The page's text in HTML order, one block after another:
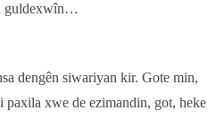
guldexwîn…
dengên siwariyan kir. Gote min,
xwe de ezimandin, got, heke